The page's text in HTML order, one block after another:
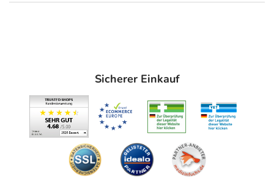
Hinweise
Die Augenpartie aussparen.
Bei Augenkontakt sofort mit Wasser ausspülen.
Inhaltsstoffe
Sicherer Einkauf